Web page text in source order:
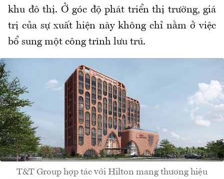
khu đô thị. Ở góc độ phát triển thị trường, giá
trị của sự xuất hiện này không chỉ nằm ở việc
bổ sung một công trình lưu trú.
T&T Group hợp tác với Hilton mang thương hiệu